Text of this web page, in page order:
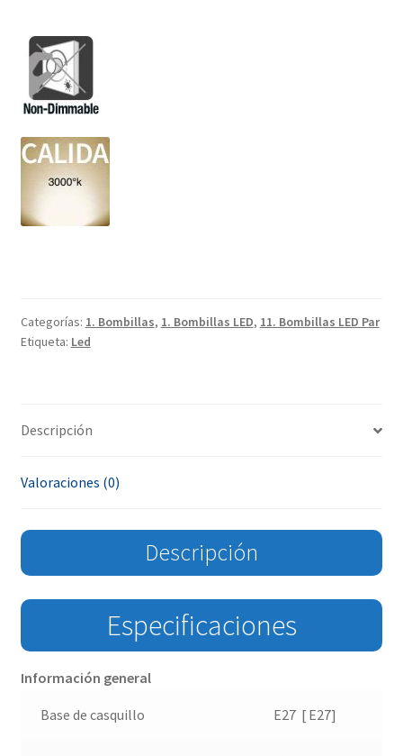
Categorías: 1. Bombillas, 1. Bombillas LED, 11. Bombillas LED Par
Etiqueta: Led
Descripción
Valoraciones (0)
Descripción
Especificaciones
Información general
Base de casquillo E27 [ E27]